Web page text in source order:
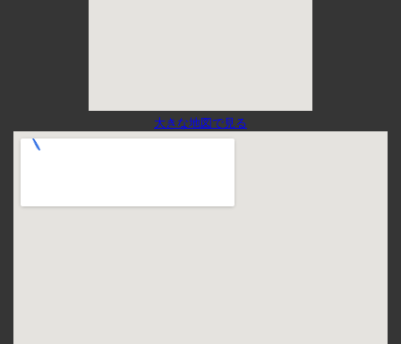
大きな地図で見る